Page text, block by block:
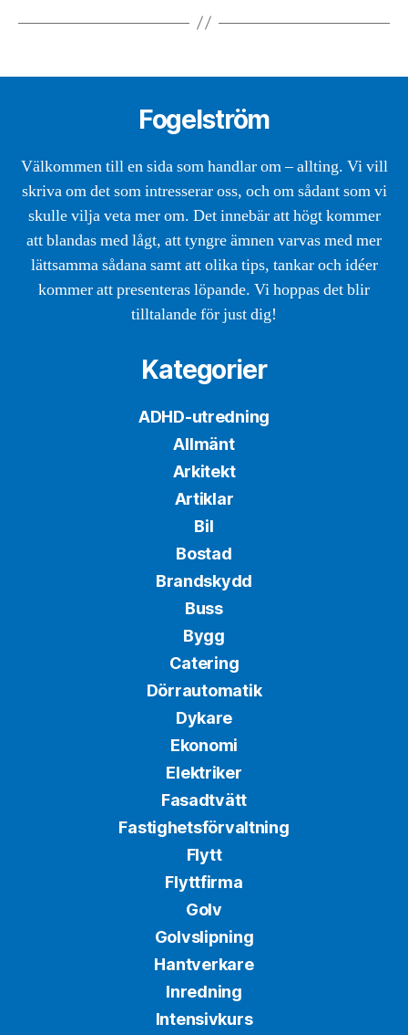
Fogelström
Välkommen till en sida som handlar om – allting. Vi vill
skriva om det som intresserar oss, och om sådant som vi
skulle vilja veta mer om. Det innebär att högt kommer
att blandas med lågt, att tyngre ämnen varvas med mer
lättsamma sådana samt att olika tips, tankar och idéer
kommer att presenteras löpande. Vi hoppas det blir
tilltalande för just dig!
Kategorier
ADHD-utredning
Allmänt
Arkitekt
Artiklar
Bil
Bostad
Brandskydd
Buss
Bygg
Catering
Dörrautomatik
Dykare
Ekonomi
Elektriker
Fasadtvätt
Fastighetsförvaltning
Flytt
Flyttfirma
Golv
Golvslipning
Hantverkare
Inredning
Intensivkurs